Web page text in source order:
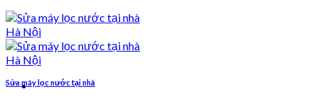
Sửa máy lọc nước tại nhà